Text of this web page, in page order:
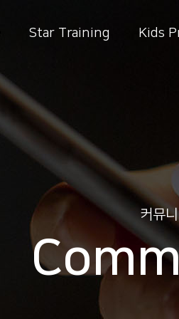
Star Training Kids
커뮤니